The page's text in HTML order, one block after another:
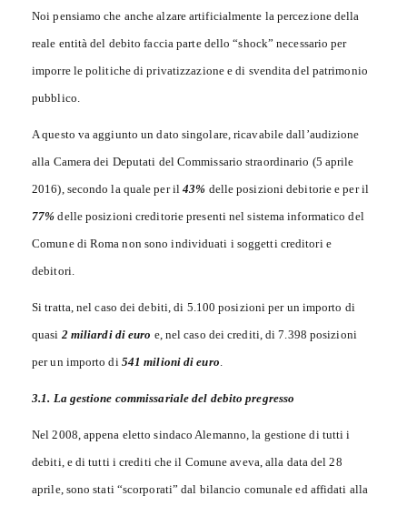
Noi pensiamo che anche alzare artificialmente la percezione della
reale entità del debito faccia parte dello “shock” necessario per
imporre le politiche di privatizzazione e di svendita del patrimonio
pubblico.
A questo va aggiunto un dato singolare, ricavabile dall’audizione
alla Camera dei Deputati del Commissario straordinario (5 aprile
2016), secondo la quale per il43% delle posizioni debitorie e per il
77% delle posizioni creditorie presenti nel sistema informatico del
Comune di Roma non sono individuati i soggetti creditori e
debitori.
Si tratta, nel caso dei debiti, di 5.100 posizioni per un importo di
quasi 2 miliardi di euro e, nel caso dei crediti, di 7.398 posizioni
per un importo di 541 milioni di euro.
3.1. La gestione commissariale del debito pregresso
Nel 2008, appena eletto sindaco Alemanno, la gestione di tutti i
debiti, e di tutti i crediti che il Comune aveva, alla data del 28
aprile, sono stati “scorporati” dal bilancio comunale ed affidati alla